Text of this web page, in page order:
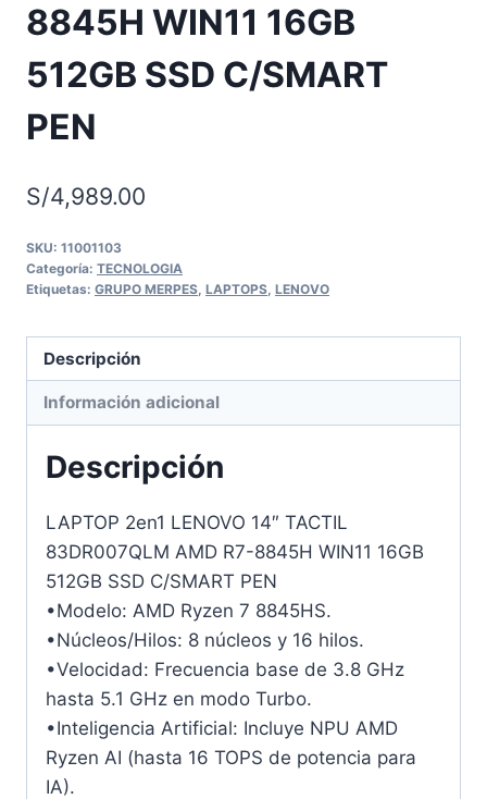
8845H WIN11 16GB
512GB SSD C/SMART
PEN
S/4,989.00
SKU: 11001103
Categoría: TECNOLOGIA
Etiquetas: GRUPO MERPES LAPTOPS LENOVO
Descripción
Información adicional
Descripción
LAPTOP 2en1 LENOVO 14″ TACTIL
83DR007QLM AMD R7-8845H WIN11 16GB
512GB SSD C/SMART PEN
•Modelo: AMD Ryzen 7 8845HS.
•Núcleos/Hilos: 8 núcleos y 16 hilos.
•Velocidad: Frecuencia base de 3.8 GHz
hasta 5.1 GHz en modo Turbo.
•Inteligencia Artificial: Incluye NPU AMD
Ryzen AI (hasta 16 TOPS de potencia para
IA).